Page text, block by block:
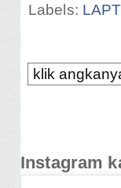
Labels:
klik
Instagram